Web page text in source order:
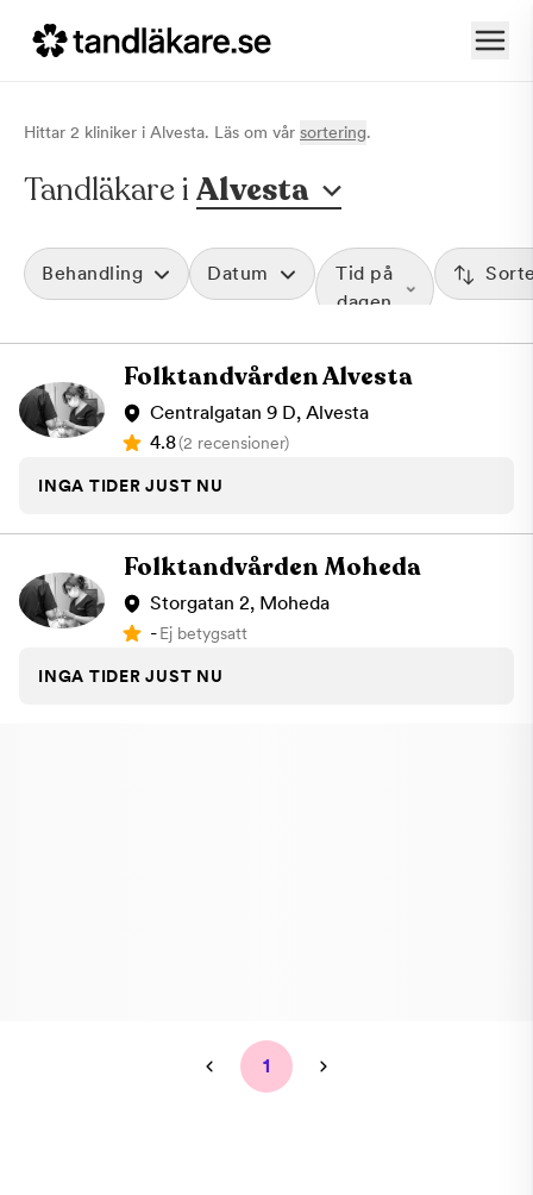
Hittar 2 kliniker i Alvesta. Läs om vår sortering.
Tandläkare i Alvesta
Behandling Datum
Tid på
dagen
Folktandvården Alvesta
Centralgatan 9 D, Alvesta
4.8(2 recensioner)
INGA TIDER JUST NU
Folktandvården Moheda
Storgatan 2, Moheda
-Ej betygsatt
INGA TIDER JUST NU
1